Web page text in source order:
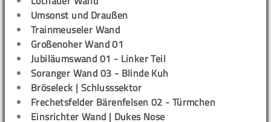
Umsonst und Draußen
Trainmeuseler Wand
Großenoher Wand 01
Jubiläumswand 01 - Linker Teil
Soranger Wand 03 - Blinde Kuh
Bröseleck | Schlusssektor
Frechetsfelder Bärenfelsen 02 - Türmchen
Einsrichter Wand | Dukes Nose